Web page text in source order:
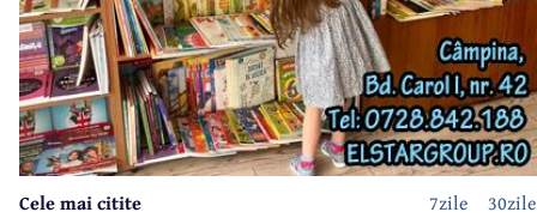
30zile
7zile
Cele mai citite